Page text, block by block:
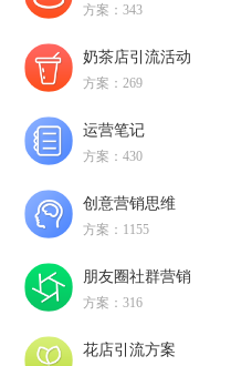
方案：343
奶茶店引流活动
方案：269
运营笔记
方案：430
创意营销思维
方案：1155
朋友圈社群营销
方案：316
花店引流方案